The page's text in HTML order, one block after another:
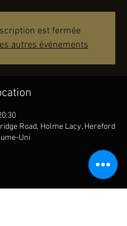
est fermée
autres événements
Road, Holme Lacy, Hereford
Uni